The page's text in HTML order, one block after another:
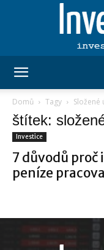
Domů Tagy Složené
štítek:
Investice
7 důvodů proč
peníze